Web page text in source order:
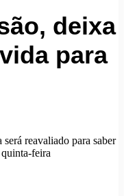
deixa
para
reavaliado para saber
feira